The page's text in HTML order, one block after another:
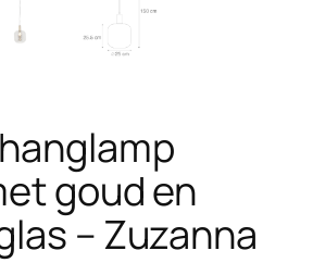
goud en
– Zuzanna